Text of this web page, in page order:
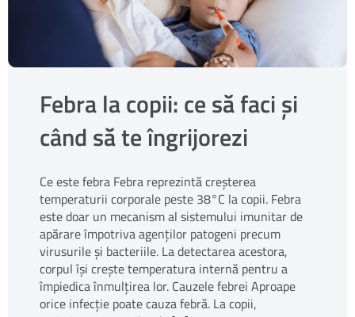
Febra la copii: ce să faci și
când să te îngrijorezi
Ce este febra Febra reprezintă creșterea
temperaturii corporale peste 38°C la copii. Febra
este doar un mecanism al sistemului imunitar de
apărare împotriva agenților patogeni precum
virusurile și bacteriile. La detectarea acestora,
corpul își crește temperatura internă pentru a
împiedica înmulțirea lor. Cauzele febrei Aproape
orice infecție poate cauza febră. La copii,